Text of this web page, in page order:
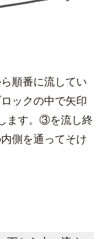
順番に流してい
ックの中で矢印
ます。③を流し終
側を通ってそけ